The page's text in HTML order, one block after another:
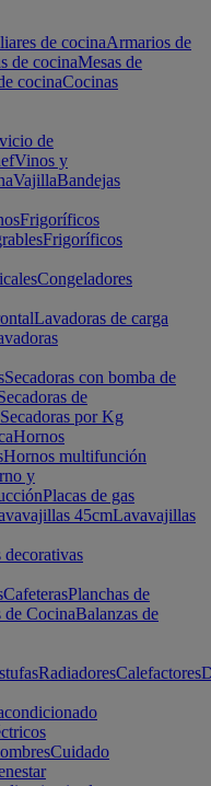
de cocinaArmarios de
de cocinaMesas de
cocinaCocinas
de
Vinos y
VajillaBandejas
Frigoríficos
Frigoríficos
Congeladores
Lavadoras de carga
Secadoras con bomba de
de
Secadoras por Kg
Hornos
Hornos multifunción
y
Placas de gas
45cmLavavajillas
decorativas
CafeterasPlanchas de
de CocinaBalanzas de
RadiadoresCalefactores
Cuidado